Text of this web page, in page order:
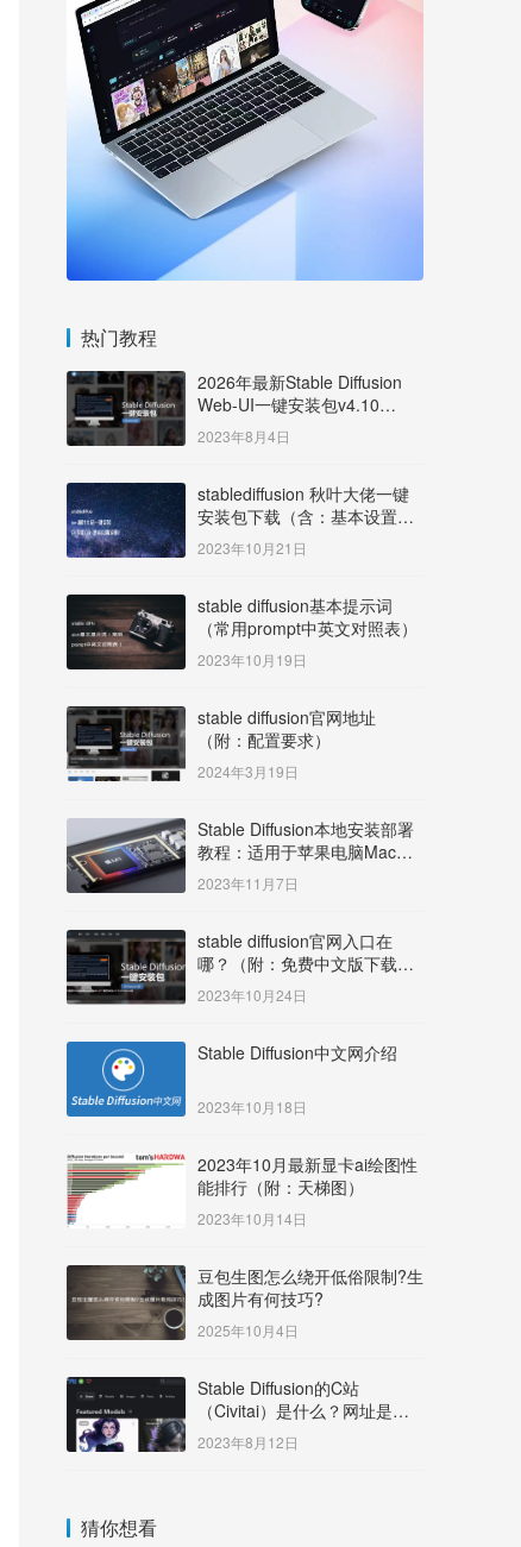
热门教程
2026年最新Stable Diffusion
Web-UI一键安装包v4.10
Windows版【支持50系显卡】
2023年8月4日
stablediffusion 秋叶大佬一键
安装包下载（含：基本设置说
明）
2023年10月21日
stable diffusion基本提示词
（常用prompt中英文对照表）
2023年10月19日
stable diffusion官网地址
（附：配置要求）
2024年3月19日
Stable Diffusion本地安装部署
教程：适用于苹果电脑Mac
OS系统M系列芯片：
MacBook/iMac等
2023年11月7日
stable diffusion官网入口在
哪？（附：免费中文版下载安
装教程）
2023年10月24日
Stable Diffusion中文网介绍
2023年10月18日
2023年10月最新显卡ai绘图性
能排行（附：天梯图）
2023年10月14日
豆包生图怎么绕开低俗限制?生
成图片有何技巧?
2025年10月4日
Stable Diffusion的C站
（Civitai）是什么？网址是多
少？
2023年8月12日
猜你想看